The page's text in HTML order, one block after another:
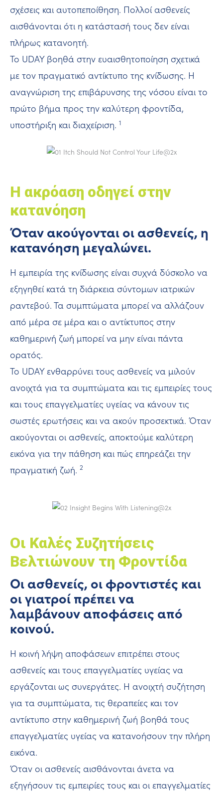
σχέσεις και αυτοπεποίθηση. Πολλοί ασθενείς
αισθάνονται ότι η κατάστασή τους δεν είναι
πλήρως κατανοητή.
Το UDAY βοηθά στην ευαισθητοποίηση σχετικά
με τον πραγματικό αντίκτυπο της κνίδωσης. Η
αναγνώριση της επιβάρυνσης της νόσου είναι το
πρώτο βήμα προς την καλύτερη φροντίδα,
υποστήριξη και διαχείριση. 1
Η ακρόαση οδηγεί στην
κατανόηση
Όταν ακούγονται οι ασθενείς, η
κατανόηση μεγαλώνει.
Η εμπειρία της κνίδωσης είναι συχνά δύσκολο να
εξηγηθεί κατά τη διάρκεια σύντομων ιατρικών
ραντεβού. Τα συμπτώματα μπορεί να αλλάζουν
από μέρα σε μέρα και ο αντίκτυπος στην
καθημερινή ζωή μπορεί να μην είναι πάντα
ορατός.
Το UDAY ενθαρρύνει τους ασθενείς να μιλούν
ανοιχτά για τα συμπτώματα και τις εμπειρίες τους
και τους επαγγελματίες υγείας να κάνουν τις
σωστές ερωτήσεις και να ακούν προσεκτικά. Όταν
ακούγονται οι ασθενείς, αποκτούμε καλύτερη
εικόνα για την πάθηση και πώς επηρεάζει την
πραγματική ζωή. 2
Οι Καλές Συζητήσεις
Βελτιώνουν τη Φροντίδα
Οι ασθενείς, οι φροντιστές και
οι γιατροί πρέπει να
λαμβάνουν αποφάσεις από
κοινού.
Η κοινή λήψη αποφάσεων επιτρέπει στους
ασθενείς και τους επαγγελματίες υγείας να
εργάζονται ως συνεργάτες. Η ανοιχτή συζήτηση
για τα συμπτώματα, τις θεραπείες και τον
αντίκτυπο στην καθημερινή ζωή βοηθά τους
επαγγελματίες υγείας να κατανοήσουν την πλήρη
εικόνα.
Όταν οι ασθενείς αισθάνονται άνετα να
εξηγήσουν τις εμπειρίες τους και οι επαγγελματίες